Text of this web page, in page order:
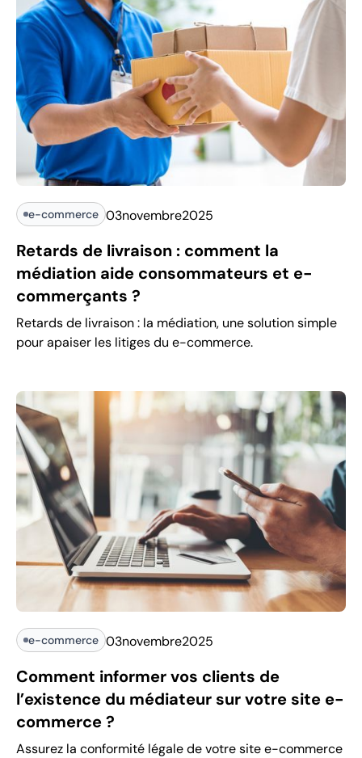
e-commerce 03novembre2025
Retards de livraison : comment la
médiation aide consommateurs et e-
commerçants ?
Retards de livraison : la médiation, une solution simple
pour apaiser les litiges du e-commerce.
e-commerce 03novembre2025
Comment informer vos clients de
l’existence du médiateur sur votre site e-
commerce ?
Assurez la conformité légale de votre site e-commerce